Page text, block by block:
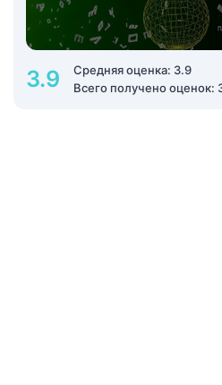
3.9
Средняя оценка: 3.9
Всего получено оценок: